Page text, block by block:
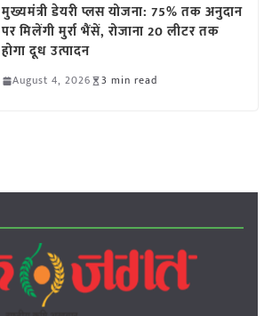
मुख्यमंत्री डेयरी प्लस योजना: 75% तक अनुदान
पर मिलेंगी मुर्रा भैंसें, रोजाना 20 लीटर तक
होगा दूध उत्पादन
August 4, 2026 3 min read